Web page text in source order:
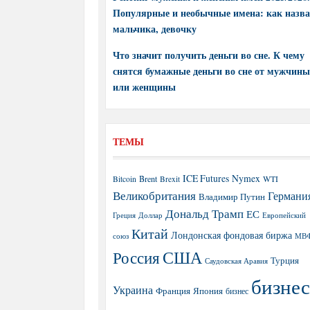
Популярные и необычные имена: как
мальчика, девочку
Что значит получить деньги во сне. К чему
снятся бумажные деньги во сне от мужчины
или женщины
ТЕМЫ
Bitcoin Brent Brexit ICE Futures Nymex WTI
Великобритания Владимир Путин
Греция Доллар Дональд Трамп ЕС Европейский
союз Китай Лондонская фондовая биржа
РоссияСША Саудовская Аравия Турция
Украина Франция Япония бизнес бизнес